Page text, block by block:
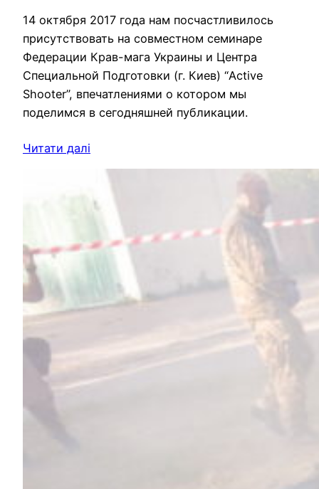
14 октября 2017 года нам посчастливилось
присутствовать на совместном семинаре
Федерации Крав-мага Украины и Центра
Специальной Подготовки (г. Киев) “Active
Shooter”, впечатлениями о котором мы
поделимся в сегодняшней публикации.
Читати далі